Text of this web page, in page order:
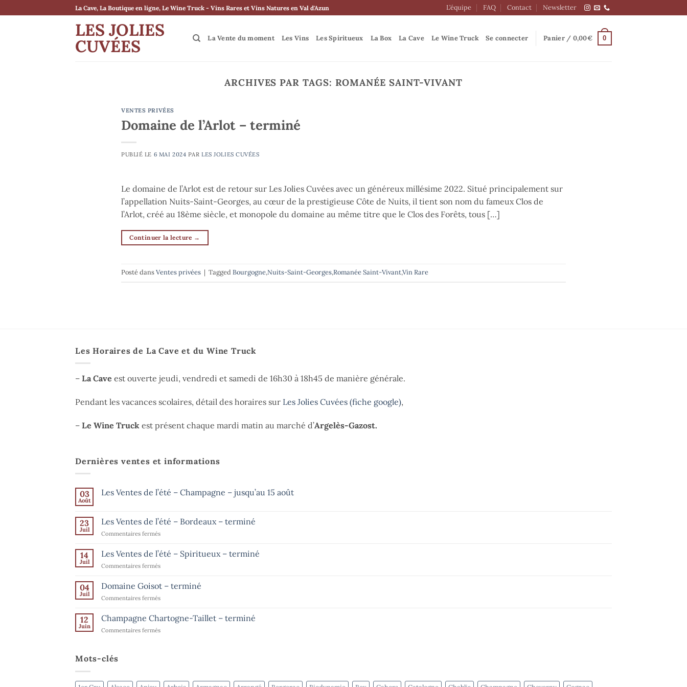
au
La Cave, La Boutique en ligne, Le Wine Truck - Vins Rares et Vins Natures en Val d'Azun L’équipe FAQ Contact Newsletter
LES JOLIES
CUVÉES La Vente du moment Les Vins Les Spiritueux La Box La Cave Le Wine Truck Se connecter Panier / 0,00€ 0
ARCHIVES PAR TAGS: ROMANÉE SAINT-VIVANT
VENTES PRIVÉES
Domaine de l’Arlot – terminé
PUBLIÉ LE 6 MAI 2024 PARLES JOLIES CUVÉES
Le domaine de l’Arlot est de retour sur Les Jolies Cuvées avec un généreux millésime 2022. Situé principalement sur
l’appellation Nuits-Saint-Georges, au cœur de la prestigieuse Côte de Nuits, il tient son nom du fameux Clos de
l’Arlot, créé au 18ème siècle, et monopole du domaine au même titre que le Clos des Forêts, tous […]
Continuer la lecture →
Posté dansVentes privées | TaggedBourgogne,Nuits-Saint-Georges,Romanée Saint-Vivant,Vin Rare
Les Horaires de La Cave et du Wine Truck
– La Cave est ouverte jeudi, vendredi et samedi de 16h30 à 18h45 de manière générale.
Pendant les vacances scolaires, détail des horaires sur Les Jolies Cuvées (fiche google),
– Le Wine Truck est présent chaque mardi matin au marché d’Argelès-Gazost.
Dernières ventes et informations
03
Août
Les Ventes de l’été – Champagne – jusqu’au 15 août
Les
de
–
Champagne
–
jusqu’au
août
23
Juil
Les Ventes de l’été – Bordeaux – terminé
Commentaires ferméssur
Ventes
de
l’été
Bordeaux
14
Juil
Les Ventes de l’été – Spiritueux – terminé
Commentaires ferméssur
Ventes
de
l’été
Spiritueux
04
Juil
Domaine Goisot – terminé
Commentaires ferméssur
Goisot
–
terminé
12
Juin
Champagne Chartogne-Taillet – terminé
Commentaires ferméssur
Mots-clés